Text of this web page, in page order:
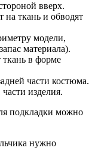
вверх.
ткань и обводят
модели,
материала).
в форме
части костюма.
изделия.
подкладки можно
нужно